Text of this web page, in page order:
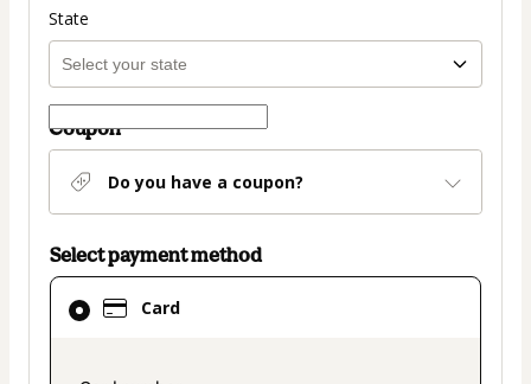
State
Coupon
Do you have a coupon?
Select payment method
Card
Card
selected